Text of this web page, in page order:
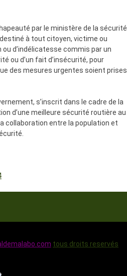
par le ministère de la sécurité
à tout citoyen, victime ou
d’indélicatesse commis par un
ou d’un fait d’insécurité, pour
des mesures urgentes soient prises
s’inscrit dans le cadre de la
d’une meilleure sécurité routière au
collaboration entre la population et
tous droits reservés